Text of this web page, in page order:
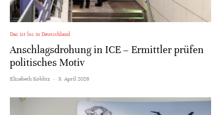
Das ist los in Deutschland
Anschlagsdrohung in ICE – Ermittler prüfen
politisches Motiv
Elisabeth Koblitz · 3. April 2026